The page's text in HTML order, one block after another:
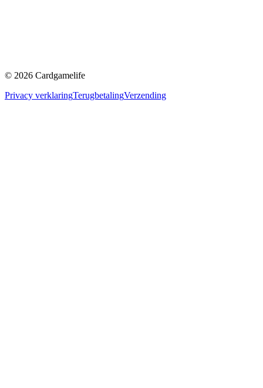
© 2026 Cardgamelife
Privacy verklaringTerugbetalingVerzending